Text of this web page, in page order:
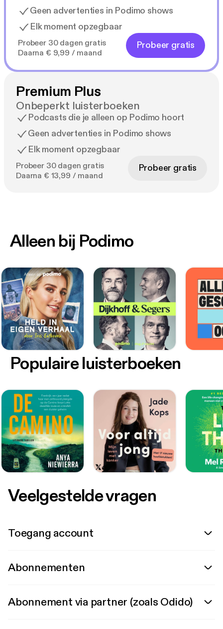
Geen advertenties in Podimo shows
Elk moment opzegbaar
Probeer 30 dagen gratis
Daarna € 9,99 / maand
Probeer gratis
Premium Plus
Onbeperkt luisterboeken
Podcasts die je alleen op Podimo hoort
Geen advertenties in Podimo shows
Elk moment opzegbaar
Probeer 30 dagen gratis
Daarna € 13,99 / maand
Probeer gratis
Alleen bij Podimo
Populaire luisterboeken
Veelgestelde vragen
Toegang account
Abonnementen
Abonnement via partner (zoals Odido)